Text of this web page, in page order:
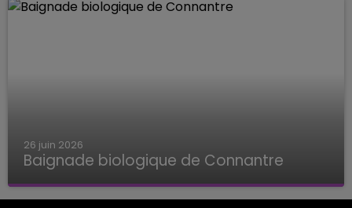
26 juin 2026
Baignade biologique de Connantre
Baignade biologique de Connantre